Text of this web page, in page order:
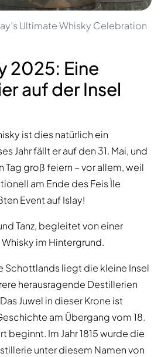
Ultimate Whisky Celebration
2025: Eine
auf der Insel
ist dies natürlich ein
Jahr fällt er auf den 31. Mai, und
Tag groß feiern – vor allem, weil
am Ende des Feis Ìle
Event auf Islay!
Tanz, begleitet von einer
im Hintergrund.
Schottlands liegt die kleine Insel
herausragende Destillerien
Juwel in dieser Krone ist
am Übergang vom 18.
beginnt. Im Jahr 1815 wurde die
unter diesem Namen von